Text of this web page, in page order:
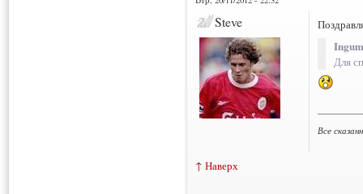
Steve
Для
Все
↑ Наверх